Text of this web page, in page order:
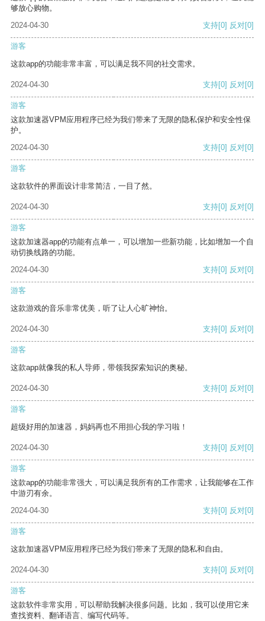
够放心购物。
2024-04-30
支持[0] 反对[0]
游客
这款app的功能非常丰富，可以满足我不同的社交需求。
2024-04-30 支持[0] 反对[0]
游客
这款加速器VPM应用程序已经为我们带来了无限的隐私保护和安全性保
护。
2024-04-30
支持[0] 反对[0]
游客
这款软件的界面设计非常简洁，一目了然。
2024-04-30 支持[0] 反对[0]
游客
这款加速器app的功能有点单一，可以增加一些新功能，比如增加一个自
动切换线路的功能。
2024-04-30
支持[0] 反对[0]
游客
这款游戏的音乐非常优美，听了让人心旷神怡。
2024-04-30 支持[0] 反对[0]
游客
这款app就像我的私人导师，带领我探索知识的奥秘。
2024-04-30 支持[0] 反对[0]
游客
超级好用的加速器，妈妈再也不用担心我的学习啦！
2024-04-30 支持[0] 反对[0]
游客
这款app的功能非常强大，可以满足我所有的工作需求，让我能够在工作
中游刃有余。
2024-04-30
支持[0] 反对[0]
游客
这款加速器VPM应用程序已经为我们带来了无限的隐私和自由。
2024-04-30 支持[0] 反对[0]
游客
这款软件非常实用，可以帮助我解决很多问题。比如，我可以使用它来
查找资料、翻译语言、编写代码等。